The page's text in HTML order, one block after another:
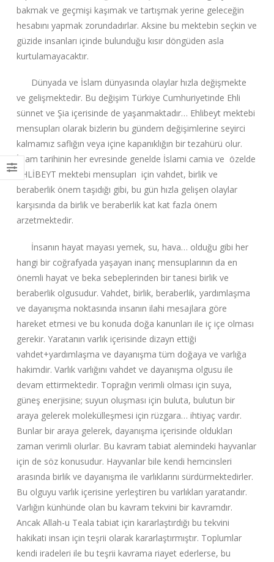
bakmak ve geçmişi kaşımak ve tartışmak yerine geleceğin
hesabını yapmak zorundadırlar. Aksine bu mektebin seçkin ve
güzide insanları içinde bulunduğu kısır döngüden asla
kurtulamayacaktır.
Dünyada ve İslam dünyasında olaylar hızla değişmekte
ve gelişmektedir. Bu değişim Türkiye Cumhuriyetinde Ehli
sünnet ve Şia içerisinde de yaşanmaktadır… Ehlibeyt mektebi
mensupları olarak bizlerin bu gündem değişimlerine seyirci
kalmamız saflığın veya içine kapanıklığın bir tezahürü olur.
İslam tarihinin her evresinde genelde İslami camia ve özelde
EHLİBEYT mektebi mensupları için vahdet, birlik ve
beraberlik önem taşıdığı gibi, bu gün hızla gelişen olaylar
karşısında da birlik ve beraberlik kat kat fazla önem
arzetmektedir.
İnsanın hayat mayası yemek, su, hava… olduğu gibi her
hangi bir coğrafyada yaşayan inanç mensuplarının da en
önemli hayat ve beka sebeplerinden bir tanesi birlik ve
beraberlik olgusudur. Vahdet, birlik, beraberlik, yardımlaşma
ve dayanışma noktasında insanın ilahi mesajlara göre
hareket etmesi ve bu konuda doğa kanunları ile iç içe olması
gerekir. Yaratanın varlık içerisinde dizayn ettiği
vahdet+yardımlaşma ve dayanışma tüm doğaya ve varlığa
hakimdir. Varlık varlığını vahdet ve dayanışma olgusu ile
devam ettirmektedir. Toprağın verimli olması için suya,
güneş enerjisine; suyun oluşması için buluta, bulutun bir
araya gelerek molekülleşmesi için rüzgara… ihtiyaç vardır.
Bunlar bir araya gelerek, dayanışma içerisinde oldukları
zaman verimli olurlar. Bu kavram tabiat alemindeki hayvanlar
için de söz konusudur. Hayvanlar bile kendi hemcinsleri
arasında birlik ve dayanışma ile varlıklarını sürdürmektedirler.
Bu olguyu varlık içerisine yerleştiren bu varlıkları yaratandır.
Varlığın künhünde olan bu kavram tekvini bir kavramdır.
Ancak Allah-u Teala tabiat için kararlaştırdığı bu tekvini
hakikati insan için teşrii olarak kararlaştırmıştır. Toplumlar
kendi iradeleri ile bu teşrii kavrama riayet ederlerse, bu